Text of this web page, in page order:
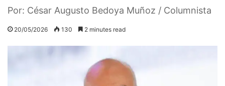
Por: César Augusto Bedoya Muñoz / Columnista
20/05/2026 130 2 minutes read